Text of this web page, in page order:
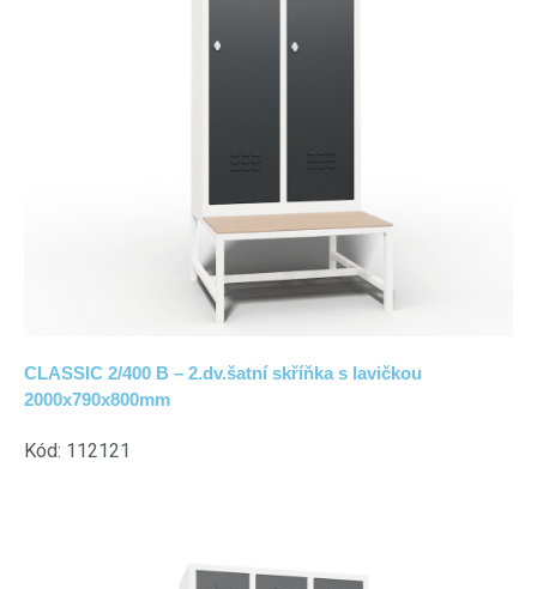
CLASSIC 2/400 B – 2.dv.šatní skříňka s lavičkou
2000x790x800mm
Kód: 112121